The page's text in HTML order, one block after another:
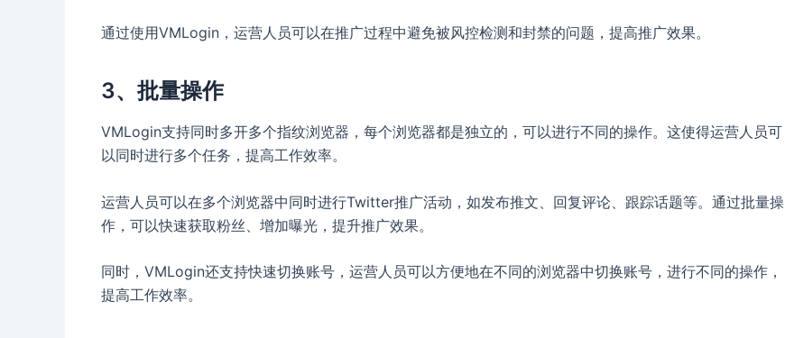
通过使用VMLogin，运营人员可以在推广过程中避免被风控检测和封禁的问题，提高推广效果。
3、批量操作
VMLogin支持同时多开多个指纹浏览器，每个浏览器都是独立的，可以进行不同的操作。这使得运营人员可
以同时进行多个任务，提高工作效率。
运营人员可以在多个浏览器中同时进行Twitter推广活动，如发布推文、回复评论、跟踪话题等。通过批量操
作，可以快速获取粉丝、增加曝光，提升推广效果。
同时，VMLogin还支持快速切换账号，运营人员可以方便地在不同的浏览器中切换账号，进行不同的操作，
提高工作效率。